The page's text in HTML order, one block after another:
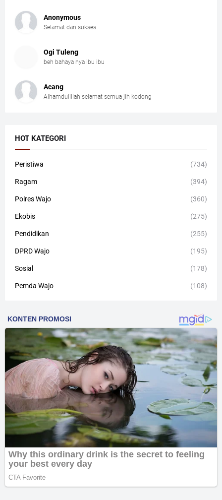
Anonymous
Selamat dan sukses.
Ogi Tuleng
beh bahaya nya ibu ibu
Acang
Alhamdulillah selamat semua jih kodong
HOT KATEGORI
Peristiwa (734)
Ragam (394)
Polres Wajo (360)
Ekobis (275)
Pendidikan (255)
DPRD Wajo (195)
Sosial (178)
Pemda Wajo (108)